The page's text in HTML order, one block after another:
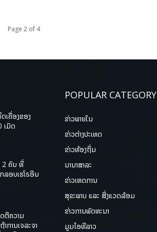
Page 2 of 4
ເຄື່ອງຂອງ
ເມັດ
2 ຄົນ ທີ່
ລອບເຮໂຣອີນ
ຕິຄວາມ
ການເຈລະຈາ
POPULAR CATEGORY
ຂ່າວພາຍ​ໃນ
ຂ່າວຕ່າງປະເທດ
ຂ່າວທ້ອງຖິ່ນ
ນານາສາລະ
ຂ່າວເຫດການ
ສຸຂະພາບ ແລະ ສີ່ງແວດລ້ອມ
ຂ່າວການພັດທະນາ
ມູມໄອທີລາວ